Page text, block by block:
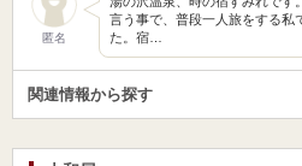
匿名
言う事で、普段一人旅をする私
た。宿…
関連情報から探す